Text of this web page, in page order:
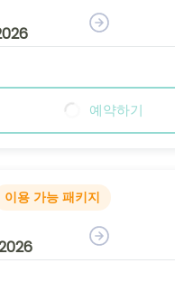
예약하기
이용 가능 패키지